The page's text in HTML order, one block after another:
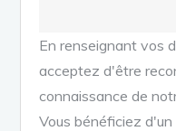
En renseignant vos
acceptez d'être
connaissance de
Vous bénéficiez